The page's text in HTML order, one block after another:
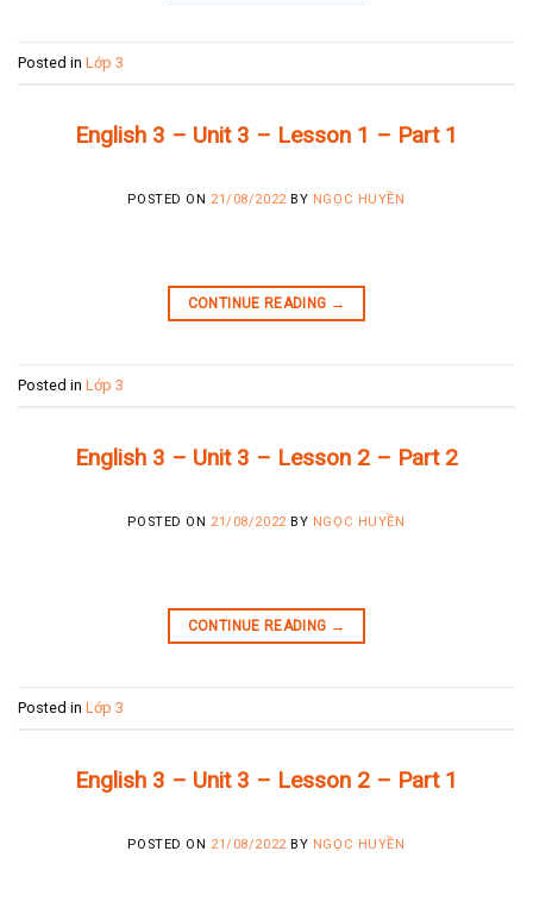
Posted in Lớp 3
English 3 – Unit 3 – Lesson 1 – Part 1
POSTED ON 21/08/2022BY NGỌC HUYỀN
CONTINUE READING →
Posted in Lớp 3
English 3 – Unit 3 – Lesson 2 – Part 2
POSTED ON 21/08/2022BY NGỌC HUYỀN
CONTINUE READING →
Posted in Lớp 3
English 3 – Unit 3 – Lesson 2 – Part 1
POSTED ON 21/08/2022BY NGỌC HUYỀN